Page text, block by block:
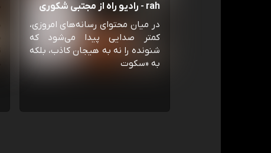
rah - رادیو راه از مجتبی شکوری
در میان محتوای رسانه‌های امروزی،
کمتر صدایی پیدا می‌شود که
شنونده را نه به هیجان کاذب، بلکه
به «سکوت